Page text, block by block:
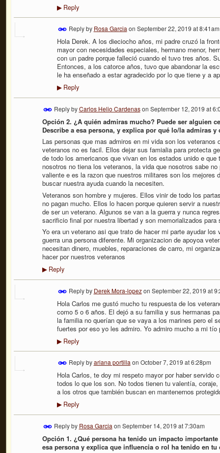
▶Reply
Reply by Rosa Garcia on September 22, 2019 at 8:41am
Hola Derek. A los dieciocho años, mi padre cruzó la
mayor con necesidades especiales, hermano menor,
con un padre porque falleció cuando el tuvo tres años.
Entonces, a los catorce años, tuvo que abandonar la
le ha enseñado a estar agradecido por lo que tiene y a
▶Reply
Reply byCarlos Helio Cardenason September 12, 2019 at
Opción 2. ¿A quién admiras mucho? Puede ser alguien
Describe a esa persona, y explica por qué lo/la admiras
Las personas que mas admiros en mi vida son los
veteranos no es facil. Ellos dejar sus famialia para protecta
de todo los americanos que vivan en los estados unido e
nosotros no tiena los veteranos, la vida que nosotros sabe
valiente e es la razon que nuestros militares son los mejores
buscar nuestra ayuda cuando la necesiten.
Veteranos son hombre y mujeres. Ellos vinir de todo los
no pagan mucho. Ellos lo hacen porque quieren servir a
de ser un veterano. Algunos se van a la guerra y nunca
sacrificio final por nuestra libertad y son memorializados para
Yo era un veterano asi que trato de hacer mi parte ayudar
guerra una persona diferente. Mi organizacion de apoyoa
necesitan dinero, muebles, reparaciones de carro, mi
hacer por nuestros veteranos
▶Reply
Reply by Derek Mora-lopezon September 22, 2019 at
Hola Carlos me gustó mucho tu respuesta de los
como 5 o 6 años. El dejó a su familia y sus hermanas
la familia no querían que se vaya a los marines pero el
fuertes por eso yo les admiro. Yo admiro mucho a mi
▶Reply
Reply byariana portilla on October 7, 2019 at 6:28pm
Hola Carlos, te doy mi respeto mayor por haber servido
todos lo que los son. No todos tienen tu valentía,
a los otros que también buscan en mantenernos
▶Reply
Reply by Rosa Garcia on September 14, 2019 at 7:30am
Opción 1. ¿Qué persona ha tenido un impacto
esa persona y explica que influencia o rol ha tenido en